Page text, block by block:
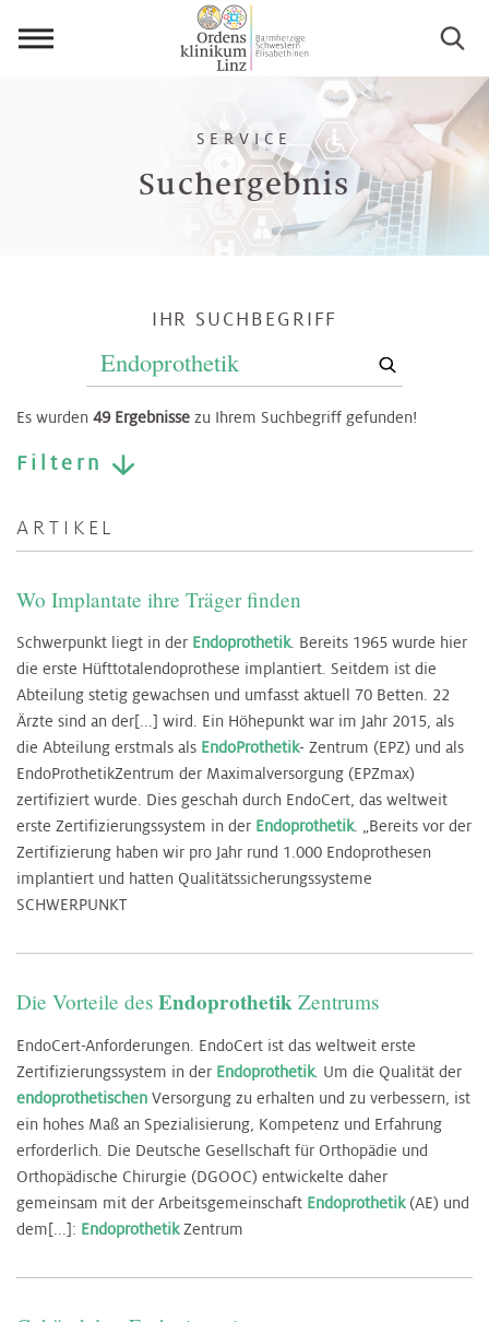
Suchergebnis
SERVICE
IHR SUCHBEGRIFF
Es wurden 49 Ergebnisse zu Ihrem Suchbegriff gefunden!
Filtern
ARTIKEL
Wo Implantate ihre Träger finden
Schwerpunkt liegt in der Endoprothetik. Bereits 1965 wurde hier
die erste Hüfttotalendoprothese implantiert. Seitdem ist die
Abteilung stetig gewachsen und umfasst aktuell 70 Betten. 22
Ärzte sind an der[...] wird. Ein Höhepunkt war im Jahr 2015, als
die Abteilung erstmals als EndoProthetik- Zentrum (EPZ) und als
EndoProthetikZentrum der Maximalversorgung (EPZmax)
zertifiziert wurde. Dies geschah durch EndoCert, das weltweit
erste Zertifizierungssystem in der Endoprothetik. „Bereits vor der
Zertifizierung haben wir pro Jahr rund 1.000 Endoprothesen
implantiert und hatten Qualitätssicherungssysteme
SCHWERPUNKT
Die Vorteile des Endoprothetik Zentrums
EndoCert-Anforderungen. EndoCert ist das weltweit erste
Zertifizierungssystem in der Endoprothetik. Um die Qualität der
endoprothetischen Versorgung zu erhalten und zu verbessern, ist
ein hohes Maß an Spezialisierung, Kompetenz und Erfahrung
erforderlich. Die Deutsche Gesellschaft für Orthopädie und
Orthopädische Chirurgie (DGOOC) entwickelte daher
gemeinsam mit der Arbeitsgemeinschaft Endoprothetik(AE) und
dem[...]: EndoprothetikZentrum